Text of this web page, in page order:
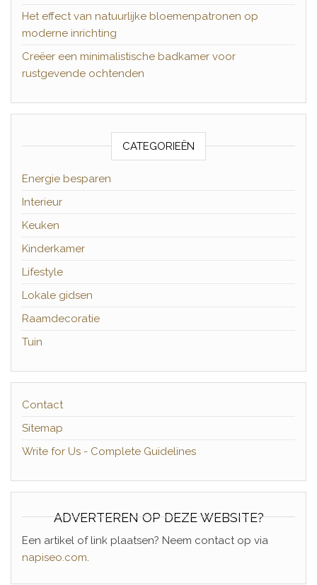
Het effect van natuurlijke bloemenpatronen op
moderne inrichting
Creëer een minimalistische badkamer voor
rustgevende ochtenden
CATEGORIEËN
Energie besparen
Interieur
Keuken
Kinderkamer
Lifestyle
Lokale gidsen
Raamdecoratie
Tuin
Contact
Sitemap
Write for Us - Complete Guidelines
ADVERTEREN OP DEZE WEBSITE?
Een artikel of link plaatsen? Neem contact op via
napiseo.com.